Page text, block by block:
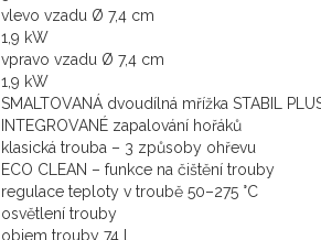
vlevo vzadu Ø 7,4 cm
1,9 kW
vpravo vzadu Ø 7,4 cm
1,9 kW
SMALTOVANÁ dvoudílná mřížka STABIL
INTEGROVANÉ zapalování hořáků
klasická trouba – 3 způsoby ohřevu
ECO CLEAN – funkce na čištění trouby
regulace teploty v troubě 50–275 °C
osvětlení trouby
objem trouby 74 l